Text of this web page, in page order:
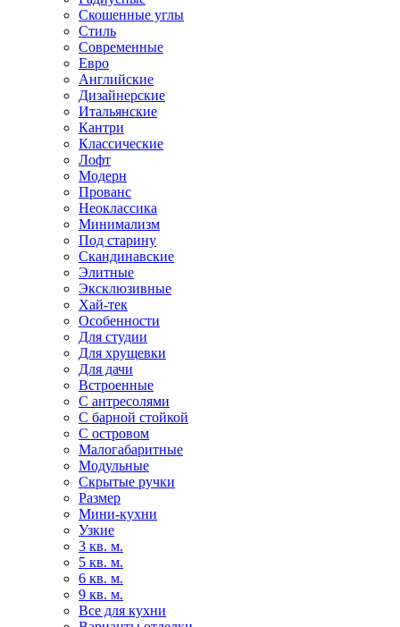
Скошенные углы
Стиль
Современные
Евро
Английские
Дизайнерские
Итальянские
Кантри
Классические
Лофт
Модерн
Прованс
Неоклассика
Минимализм
Под старину
Скандинавские
Элитные
Эксклюзивные
Хай-тек
Особенности
Для студии
Для хрущевки
Для дачи
Встроенные
С антресолями
С барной стойкой
С островом
Малогабаритные
Модульные
Скрытые ручки
Размер
Мини-кухни
Узкие
3 кв. м.
5 кв. м.
6 кв. м.
9 кв. м.
Все для кухни